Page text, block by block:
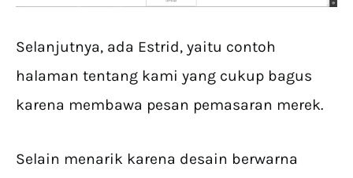
Selanjutnya, ada Estrid, yaitu contoh
halaman tentang kami yang cukup bagus
karena membawa pesan pemasaran merek.
Selain menarik karena desain berwarna